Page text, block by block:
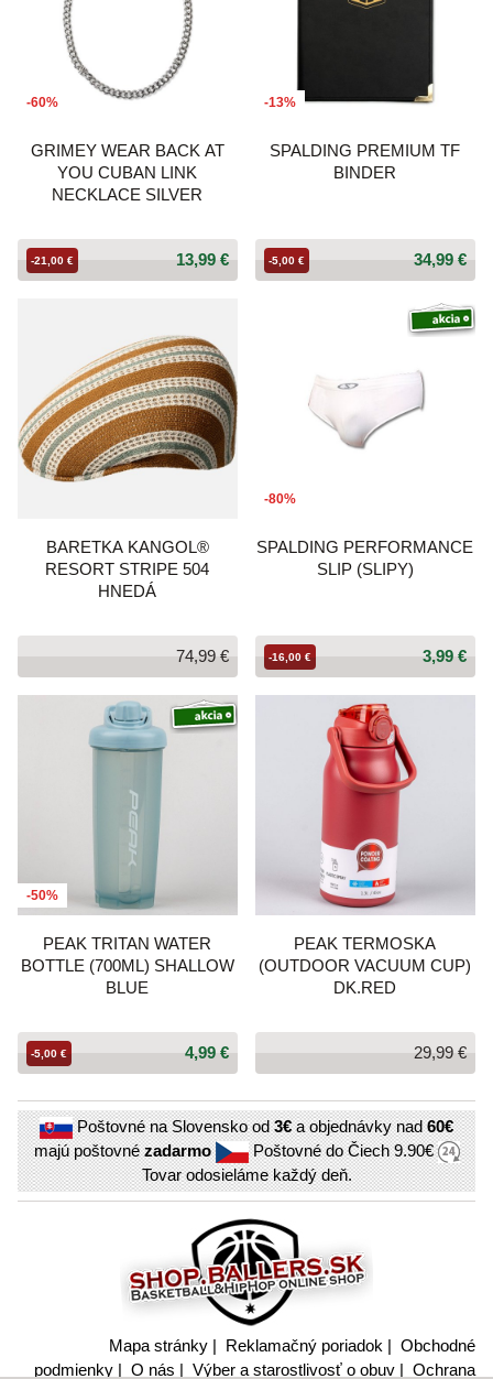
-60%
GRIMEY WEAR BACK AT
YOU CUBAN LINK
NECKLACE SILVER
13,99 €
-21,00 €
-13%
SPALDING PREMIUM TF
BINDER
34,99 €
-5,00 €
BARETKA KANGOL®
RESORT STRIPE 504
HNEDÁ
74,99 €
-80%
SPALDING PERFORMANCE
SLIP (SLIPY)
3,99 €
-16,00 €
-50%
PEAK TRITAN WATER
BOTTLE (700ML) SHALLOW
BLUE
4,99 €
-5,00 €
PEAK TERMOSKA
(OUTDOOR VACUUM CUP)
DK.RED
29,99 €
Poštovné na Slovensko od3€a objednávky nad60€
majú poštovnézadarmo Poštovné do Čiech9.90€
Tovar odosieláme každý deň.
Mapa stránky | Reklamačný poriadok | Obchodné
podmienky | O nás | Výber a starostlivosť o obuv | Ochrana